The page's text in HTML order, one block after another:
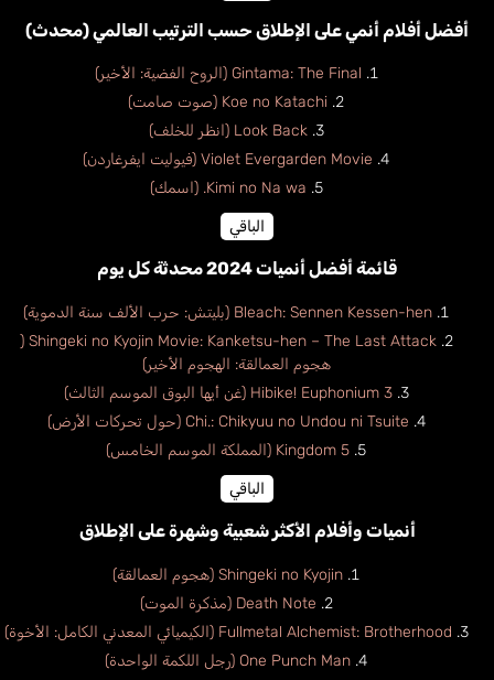
أفضل أفلام أنمي على الإطلاق حسب الترتيب العالمي (محدث)
Gintama: The Final (الروح الفضية: الأخير)
Koe no Katachi (صوت صامت)
Look Back (انظر للخلف)
Violet Evergarden Movie (فيوليت ايفرغاردن)
Kimi no Na wa. (اسمك)
الباقي
قائمة أفضل أنميات 2024 محدثة كل يوم
Bleach: Sennen Kessen-hen (بليتش: حرب الألف سنة الدموية)
Shingeki no Kyojin Movie: Kanketsu-hen – The Last Attack (
هجوم العمالقة: الهجوم الأخير)
Hibike! Euphonium 3 (غن أيها البوق الموسم الثالث)
Chi.: Chikyuu no Undou ni Tsuite (حول تحركات الأرض)
Kingdom 5 (المملكة الموسم الخامس)
الباقي
أنميات وأفلام الأكثر شعبية وشهرة على الإطلاق
Shingeki no Kyojin (هجوم العمالقة)
Death Note (مذكرة الموت)
Fullmetal Alchemist: Brotherhood (الكيميائي المعدني الكامل: الأخوة)
One Punch Man (رجل اللكمة الواحدة)